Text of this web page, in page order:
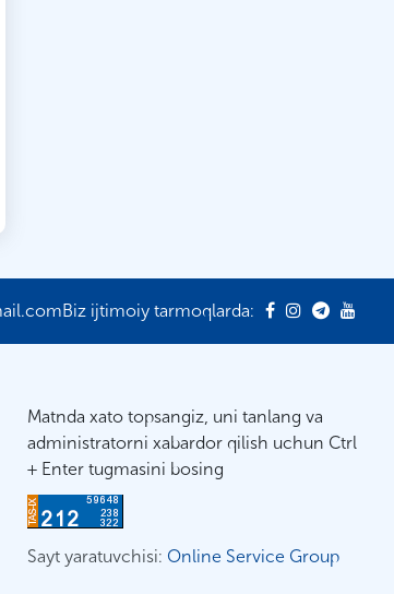
Biz ijtimoiy tarmoqlarda:
Matnda xato topsangiz, uni tanlang va
administratorni xabardor qilish uchun Ctrl
+ Enter tugmasini bosing
Sayt yaratuvchisi: Online Service Group